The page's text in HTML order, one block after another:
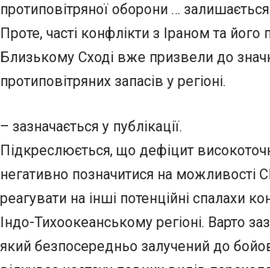
протиповітряної оборони …
Проте, часті конфлікти з Іраном та його
Близькому Сході вже призвели до
протиповітряних запасів у регіоні.
– зазначається у публікації.
Підкреслюється, що дефіцит
негативно позначитися на
реагувати на інші потенційні спалахи
Індо-Тихоокеанському регіоні. Варто
який безпосередньо залучений до